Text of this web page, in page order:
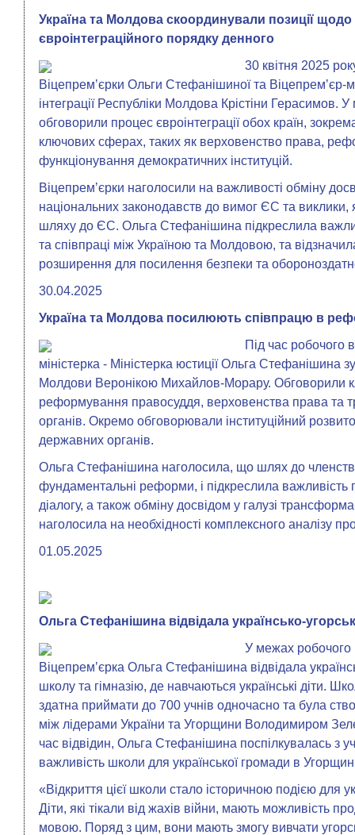
Україна та Молдова скоординували позиції
євроінтеграційного порядку денного
30 квітня 2025
Віцепремʼєрки Ольги Стефанішиної та Віцепремʼєр-
інтеграції Республіки Молдова Крістіни Герасимов. У
обговорили процес євроінтеграції обох країн,
ключових сферах, таких як верховенство права,
функціонування демократичних інституцій.
Віцепремʼєрки наголосили на важливості обміну
національних законодавств до вимог ЄС та виклики,
шляху до ЄС. Ольга Стефанішина підкреслила
та співпраці між Україною та Молдовою, та
розширення для посилення безпеки та
30.04.2025
Україна та Молдова посилюють співпрацю в
Під час робочого
міністерка - Міністерка юстиції Ольга Стефанішина
Молдови Веронікою Михайлов-Морару. Обговорили
реформування правосуддя, верховенства права та
органів. Окремо обговорювали інституційний
державних органів.
Ольга Стефанішина наголосила, що шлях до
фундаментальні реформи, і підкреслила
діалогу, а також обміну досвідом у галузі
наголосила на необхідності комплексного аналізу
01.05.2025
Ольга Стефанішина відвідала українсько-
У межах робочого
Віцепремʼєрка Ольга Стефанішина відвідала
школу та гімназію, де навчаються українські діти.
здатна приймати до 700 учнів одночасно та була
між лідерами України та Угорщини Володимиром
час відвідин, Ольга Стефанішина поспілкувалась з
важливість школи для української громади в
«Відкриття цієї школи стало історичною подією для
Діти, які тікали від жахів війни, мають можливість
мовою. Поряд з цим, вони мають змогу вивчати